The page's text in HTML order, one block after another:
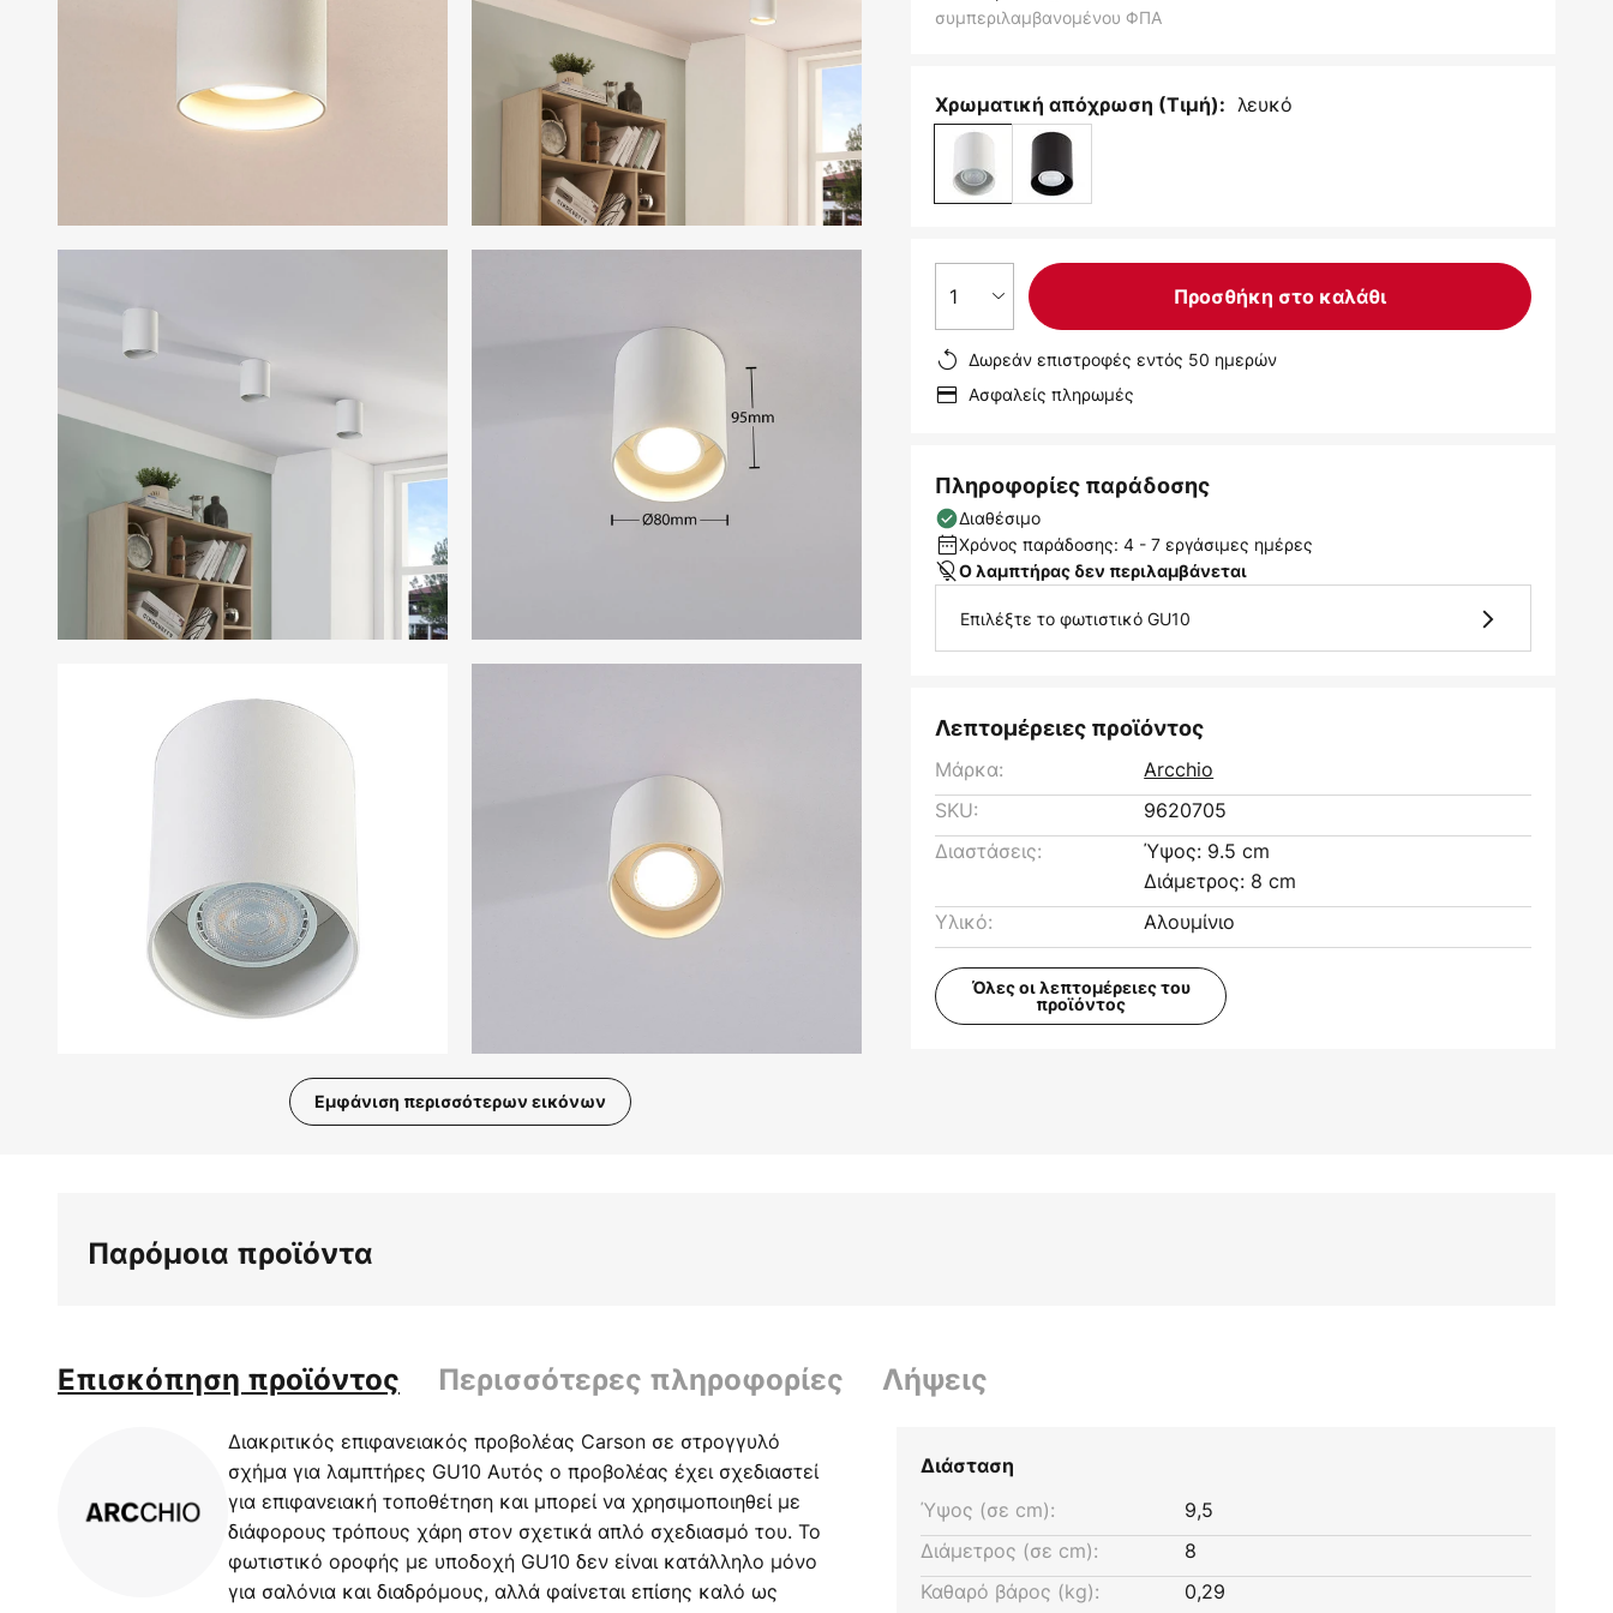
Εμφάνιση περισσότερων εικόνων
συλλογής
συμπεριλαμβανομένου ΦΠΑ
Χρωματική απόχρωση (Τιμή): λευκό
1 Προσθήκη στο καλάθι
Δωρεάν επιστροφές εντός 50 ημερών
Ασφαλείς πληρωμές
Πληροφορίες παράδοσης
Διαθέσιμο
Χρόνος παράδοσης: 4 - 7 εργάσιμες ημέρες
Ο λαμπτήρας δεν περιλαμβάνεται
Επιλέξτε το φωτιστικό GU10
Λεπτομέρειες προϊόντος
Μάρκα:
Arcchio
SKU:
9620705
Διαστάσεις:
Ύψος: 9.5 cm
Διάμετρος: 8 cm
Υλικό:
Αλουμίνιο
Όλες οι λεπτομέρειες του
προϊόντος
Παρόμοια προϊόντα
Επισκόπηση προϊόντος Περισσότερες πληροφορίες Λήψεις
Διακριτικός επιφανειακός προβολέας Carson σε στρογγυλό
σχήμα για λαμπτήρες GU10 Αυτός ο προβολέας έχει σχεδιαστεί
για επιφανειακή τοποθέτηση και μπορεί να χρησιμοποιηθεί με
διάφορους τρόπους χάρη στον σχετικά απλό σχεδιασμό του. Το
φωτιστικό οροφής με υποδοχή GU10 δεν είναι κατάλληλο μόνο
για σαλόνια και διαδρόμους, αλλά φαίνεται επίσης καλό ως
Διάσταση
Ύψος (σε cm):
9,5
Διάμετρος (σε cm):
8
Καθαρό βάρος (kg):
0,29